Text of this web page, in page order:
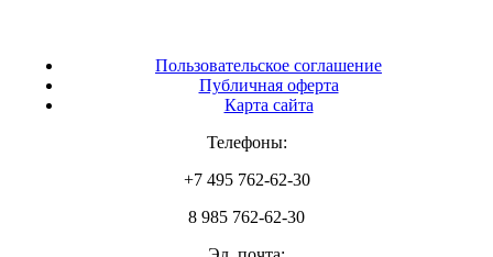
Пользовательское соглашение
Публичная оферта
Карта сайта
Телефоны:
+7 495 762-62-30
8 985 762-62-30